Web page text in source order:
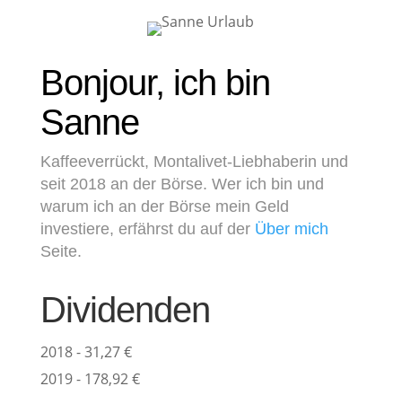
Bonjour, ich bin
Sanne
Kaffeeverrückt, Montalivet-Liebhaberin und
seit 2018 an der Börse. Wer ich bin und
warum ich an der Börse mein Geld
investiere, erfährst du auf der Über mich
Seite.
Dividenden
2018 - 31,27 €
2019 - 178,92 €